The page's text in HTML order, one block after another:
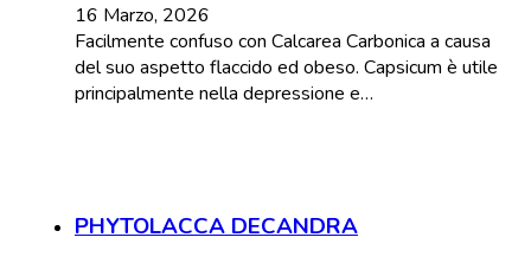
16 Marzo, 2026
Facilmente confuso con Calcarea Carbonica a causa
del suo aspetto flaccido ed obeso. Capsicum è utile
principalmente nella depressione e…
PHYTOLACCA DECANDRA